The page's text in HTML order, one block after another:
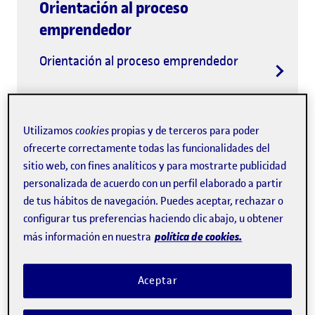
Orientación al proceso
emprendedor
Orientación al proceso emprendedor
EduTech Emprèn 2026
El programa de preaceleración para
Utilizamoscookies propias y de terceros para poder
ofrecerte correctamente todas las funcionalidades del
sitio web, con fines analíticos y para mostrarte publicidad
personalizada de acuerdo con un perfil elaborado a partir
de tus hábitos de navegación. Puedes aceptar, rechazar o
configurar tus preferencias haciendo clic abajo, u obtener
más información en nuestra política de cookies.
Aceptar